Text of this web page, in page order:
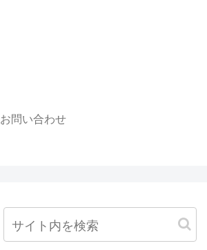
お問い合わせ